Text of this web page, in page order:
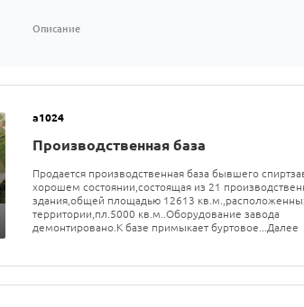
Описание
а1024
Производственная база
Продается производственная база бывшего
хорошем состоянии,состоящая из 21
здания,общей площадью 12613
территории,пл.5000 кв.м..Оборудование завода
демонтировано.К базе примыкает буртовое...Далее